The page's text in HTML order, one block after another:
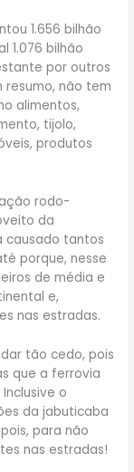
1.656 bilhão
1.076 bilhão
por outros
resumo, não tem
alimentos,
tijolo,
produtos
rodo-
da
causado tantos
porque, nesse
de média e
e,
nas estradas.
tão cedo, pois
que a ferrovia
o
da jabuticaba
para não
nas estradas!